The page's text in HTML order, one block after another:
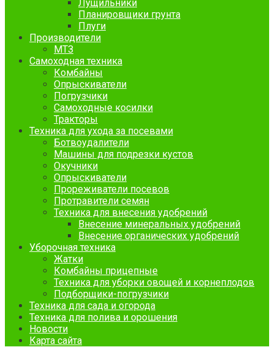
Лущильники
Планировщики грунта
Плуги
Производители
МТЗ
Самоходная техника
Комбайны
Опрыскиватели
Погрузчики
Самоходные косилки
Тракторы
Техника для ухода за посевами
Ботвоудалители
Машины для подрезки кустов
Окучники
Опрыскиватели
Прореживатели посевов
Протравители семян
Техника для внесения удобрений
Внесение минеральных удобрений
Внесение органических удобрений
Уборочная техника
Жатки
Комбайны прицепные
Техника для уборки овощей и корнеплодов
Подборщики-погрузчики
Техника для сада и огорода
Техника для полива и орошения
Новости
Карта сайта